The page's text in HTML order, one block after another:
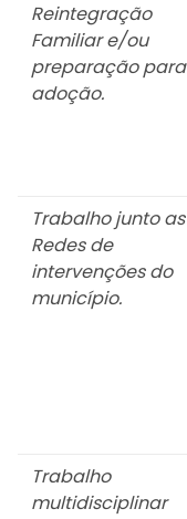
Reintegração
Familiar e/ou
preparação para
adoção.
Trabalho junto as
Redes de
intervenções do
município.
Trabalho
multidisciplinar